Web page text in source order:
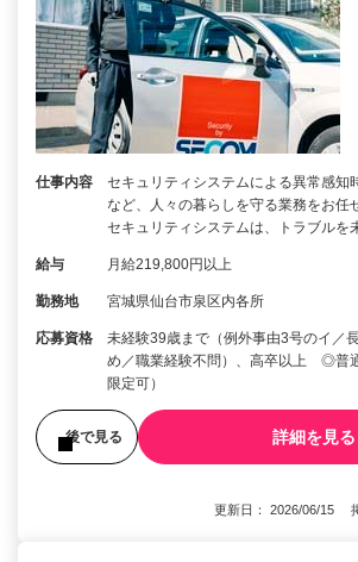
仕事内容
セキュリティシステムによる異常感知
など、人々の暮らしを守る業務をお
セキュリティシステムは、トラブルを
給与 月給219,800円以上
勤務地 宮城県仙台市泉区内各所
応募資格
未経験39歳まで（例外事由3号のイ／
め／職業経験不問）、高卒以上 ◎普
限定可）
後で見る 詳細を見る
更新日： 2026/06/15